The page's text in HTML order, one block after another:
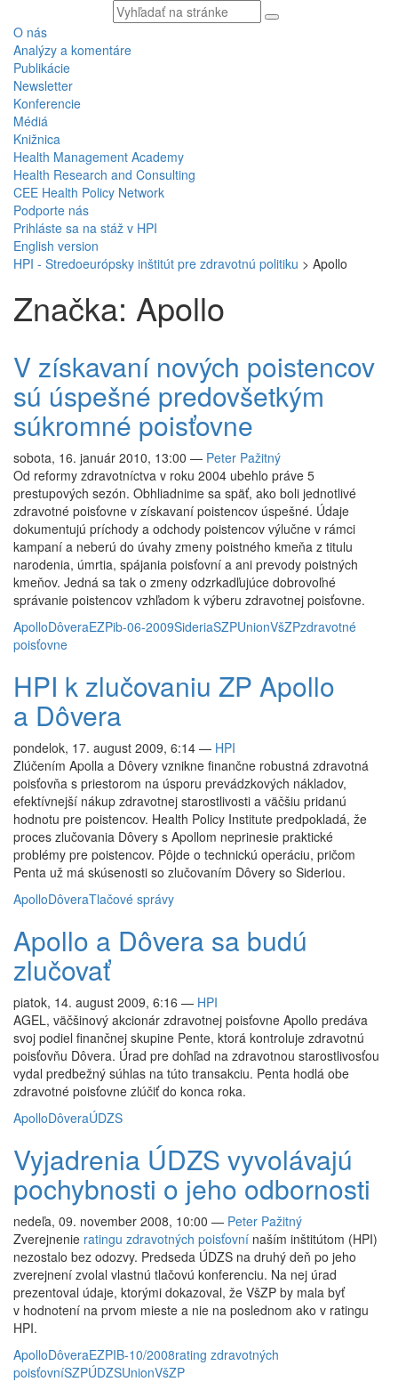
Vyhľadávaný
text
O nás
Analýzy a komentáre
Publikácie
Newsletter
Konferencie
Médiá
Knižnica
Health Management Academy
Health Research and Consulting
CEE Health Policy Network
Podporte nás
Prihláste sa na stáž v HPI
English version
HPI - Stredoeurópsky inštitút pre zdravotnú politiku > Apollo
Značka: Apollo
V získavaní nových poistencov
sú úspešné predovšetkým
súkromné poisťovne
sobota, 16. január 2010, 13:00 — Peter Pažitný
Od reformy zdravotníctva v roku 2004 ubehlo práve 5
prestupových sezón. Obhliadnime sa späť, ako boli jednotlivé
zdravotné poisťovne v získavaní poistencov úspešné. Údaje
dokumentujú príchody a odchody poistencov výlučne v rámci
kampaní a neberú do úvahy zmeny poistného kmeňa z titulu
narodenia, úmrtia, spájania poisťovní a ani prevody poistných
kmeňov. Jedná sa tak o zmeny odzrkadľujúce dobrovoľné
správanie poistencov vzhľadom k výberu zdravotnej poisťovne.
ApolloDôveraEZPib-06-2009SideriaSZPUnionVšZPzdravotné
poisťovne
HPI k zlučovaniu ZP Apollo
a Dôvera
pondelok, 17. august 2009, 6:14 — HPI
Zlúčením Apolla a Dôvery vznikne finančne robustná zdravotná
poisťovňa s priestorom na úsporu prevádzkových nákladov,
efektívnejší nákup zdravotnej starostlivosti a väčšiu pridanú
hodnotu pre poistencov. Health Policy Institute predpokladá, že
proces zlučovania Dôvery s Apollom neprinesie praktické
problémy pre poistencov. Pôjde o technickú operáciu, pričom
Penta už má skúsenosti so zlučovaním Dôvery so Sideriou.
ApolloDôveraTlačové správy
Apollo a Dôvera sa budú
zlučovať
piatok, 14. august 2009, 6:16 — HPI
AGEL, väčšinový akcionár zdravotnej poisťovne Apollo predáva
svoj podiel finančnej skupine Pente, ktorá kontroluje zdravotnú
poisťovňu Dôvera. Úrad pre dohľad na zdravotnou starostlivosťou
vydal predbežný súhlas na túto transakciu. Penta hodlá obe
zdravotné poisťovne zlúčiť do konca roka.
ApolloDôveraÚDZS
Vyjadrenia ÚDZS vyvolávajú
pochybnosti o jeho odbornosti
nedeľa, 09. november 2008, 10:00 — Peter Pažitný
Zverejnenie ratingu zdravotných poisťovní naším inštitútom (HPI)
nezostalo bez odozvy. Predseda ÚDZS na druhý deň po jeho
zverejnení zvolal vlastnú tlačovú konferenciu. Na nej úrad
prezentoval údaje, ktorými dokazoval, že VšZP by mala byť
v hodnotení na prvom mieste a nie na poslednom ako v ratingu
HPI.
ApolloDôveraEZPIB-10/2008rating zdravotných
poisťovníSZPÚDZSUnionVšZP